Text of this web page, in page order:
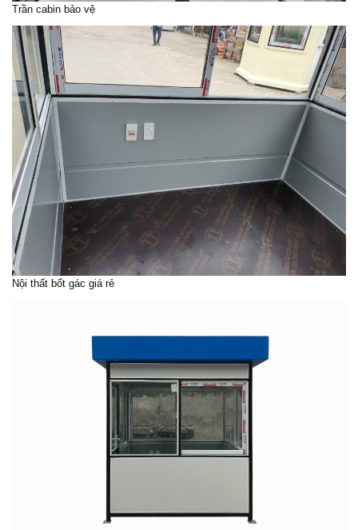
Trần cabin bảo vệ
Nội thất bốt gác giá rẻ